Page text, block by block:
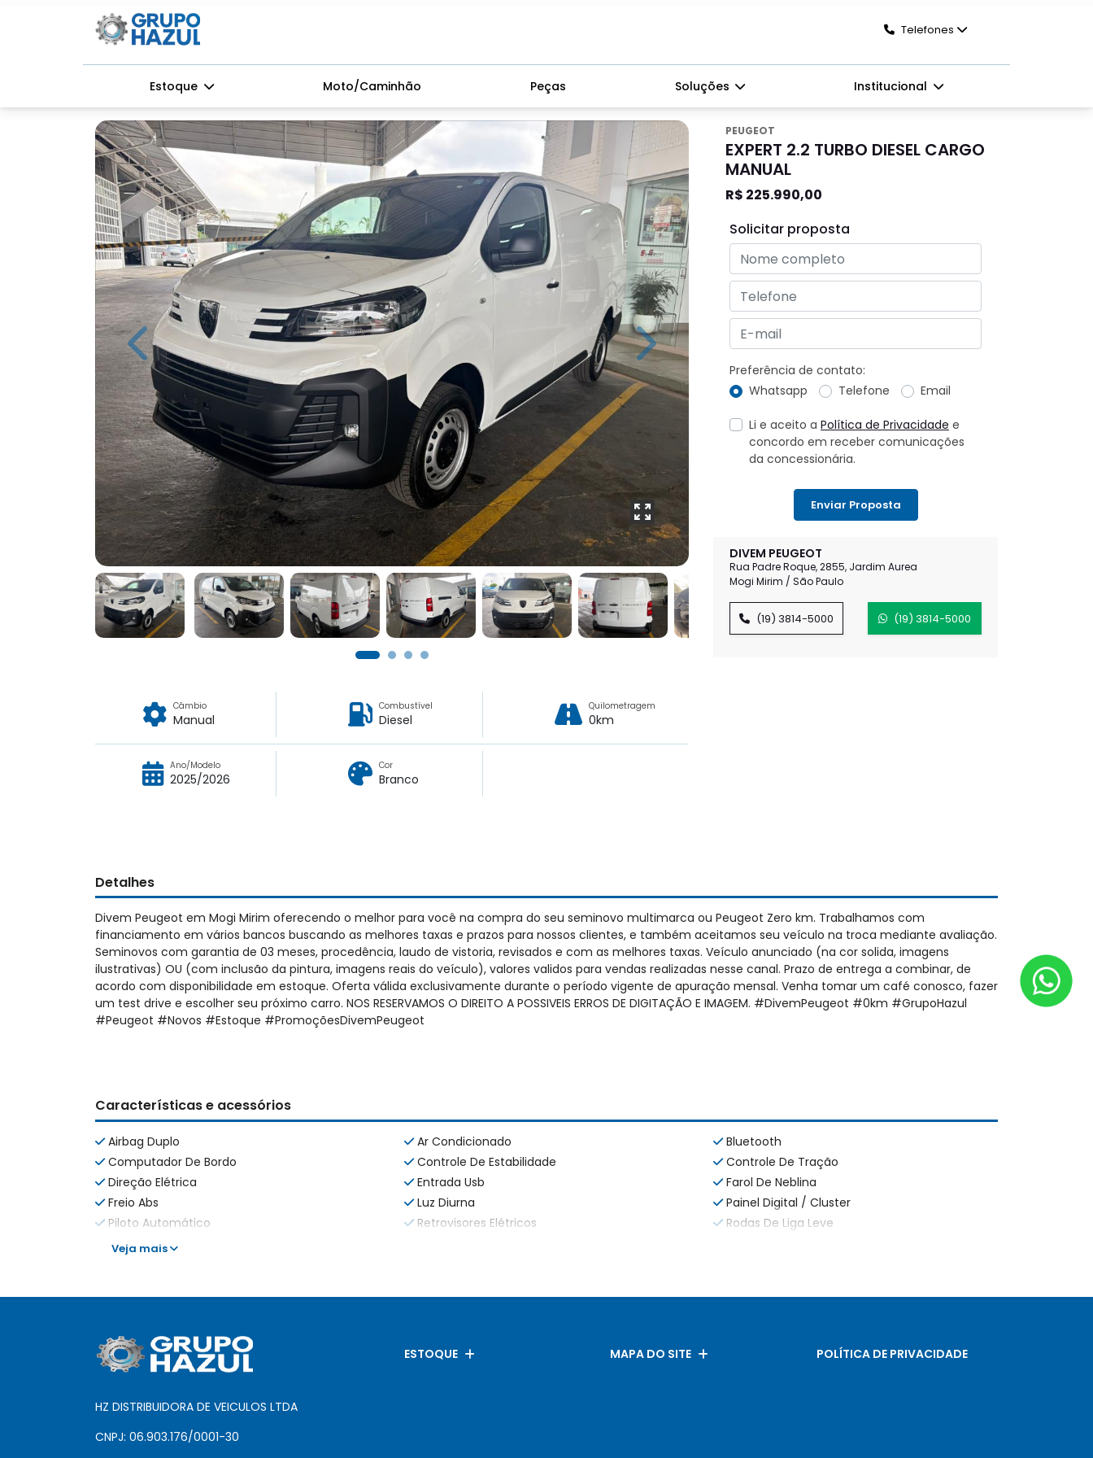
Telefones
Estoque Moto/Caminhão Peças Soluções Institucional
PEUGEOT
EXPERT 2.2 TURBO DIESEL CARGO
MANUAL
R$ 225.990,00
DIVEM PEUGEOT
Rua Padre Roque, 2855, Jardim Aurea
Mogi Mirim / São Paulo
(19) 3814-5000 (19) 3814-5000
Solicitar proposta
Preferência de contato:
Whatsapp
Telefone Email
Li e aceito a Política de Privacidade e
concordo em receber comunicações
da concessionária.
Enviar Proposta
Previous Next
Câmbio
Manual
Combustível
Diesel
Quilometragem
0km
Ano/Modelo
2025/2026
Cor
Branco
Detalhes
Divem Peugeot em Mogi Mirim oferecendo o melhor para você na compra do seu seminovo multimarca ou Peugeot Zero km. Trabalhamos com
financiamento em vários bancos buscando as melhores taxas e prazos para nossos clientes, e também aceitamos seu veículo na troca mediante avaliação.
Seminovos com garantia de 03 meses, procedência, laudo de vistoria, revisados e com as melhores taxas. Veículo anunciado (na cor solida, imagens
ilustrativas) OU (com inclusão da pintura, imagens reais do veículo), valores validos para vendas realizadas nesse canal. Prazo de entrega a combinar, de
acordo com disponibilidade em estoque. Oferta válida exclusivamente durante o período vigente de apuração mensal. Venha tomar um café conosco, fazer
um test drive e escolher seu próximo carro. NOS RESERVAMOS O DIREITO A POSSIVEIS ERROS DE DIGITAÇÃO E IMAGEM. #DivemPeugeot #0km #GrupoHazul
#Peugeot #Novos #Estoque #PromoçõesDivemPeugeot
Características e acessórios
Airbag Duplo Ar Condicionado
Bluetooth
Computador De Bordo
Controle De Estabilidade
Controle De Tração
Direção Elétrica
Entrada Usb
Farol De Neblina
Freio Abs
Luz Diurna
Painel Digital / Cluster
Piloto Automático
Retrovisores Elétricos Rodas De Liga Leve
Veja mais
ESTOQUE MAPA DO SITE POLÍTICA DE PRIVACIDADE
HZ DISTRIBUIDORA DE VEICULOS LTDA
CNPJ: 06.903.176/0001-30